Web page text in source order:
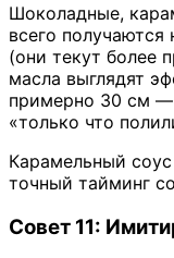
Шоколадные,
всего получаются
(они текут более
масла выглядят
примерно 30 см —
«только что
Карамельный
точный тайминг
Совет 11: